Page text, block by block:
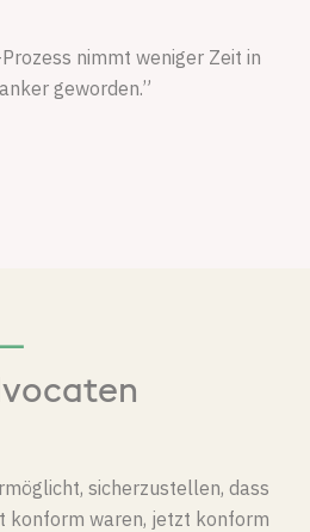
nimmt weniger Zeit in
geworden.”
sicherzustellen, dass
konform waren, jetzt konform